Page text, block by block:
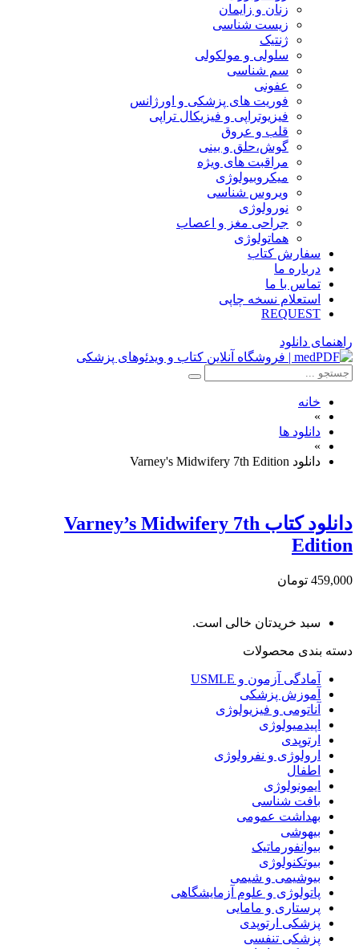
زنان و زایمان
زیست شناسی
ژنتیک
سلولی و مولکولی
سم شناسی
عفونی
فوریت های پزشکی و اورژانس
فیزیوتراپی و فیزیکال تراپی
قلب و عروق
گوش،حلق و بینی
مراقبت های ویژه
میکروبیولوژی
ویروس شناسی
نورولوژی
جراحی مغز و اعصاب
هماتولوژی
سفارش کتاب
درباره ما
تماس با ما
استعلام نسخه چاپی
REQUEST
راهنمای دانلود
خانه
»
دانلود ها
»
دانلود Varney's Midwifery 7th Edition
دانلود کتاب Varney’s Midwifery 7th
Edition
459,000 تومان
سبد خریدتان خالی است.
دسته بندی محصولات
آمادگی آزمون و USMLE
آموزش پزشکی
آناتومی و فیزیولوژی
اپیدمیولوژی
ارتوپدی
ارولوژی و نفرولوژی
اطفال
ایمونولوژی
بافت شناسی
بهداشت عمومی
بیهوشی
بیوانفورماتیک
بیوتکنولوژی
بیوشیمی و شیمی
پاتولوژی و علوم آزمایشگاهی
پرستاری و مامایی
پزشکی ارتوپدی
پزشکی تنفسی